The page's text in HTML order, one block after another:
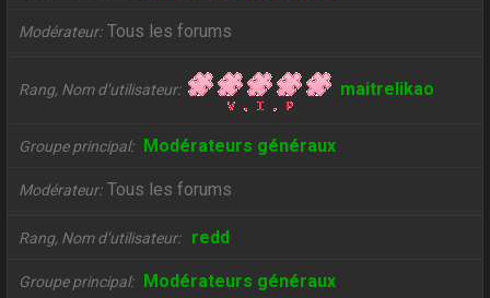
Modérateur Tous les forums
Rang, Nom d’utilisateur maitrelikao
Groupe principal Modérateurs généraux
Modérateur Tous les forums
Rang, Nom d’utilisateur redd
Groupe principal Modérateurs généraux